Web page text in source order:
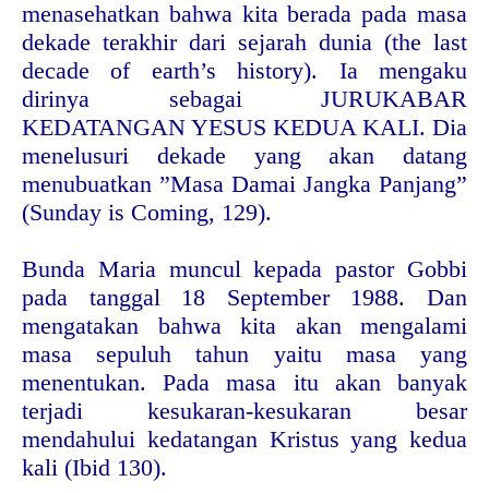
menasehatkan bahwa kita berada pada masa
dekade terakhir dari sejarah dunia (the last
decade of earth’s history). Ia mengaku
dirinya sebagai JURUKABAR
KEDATANGAN YESUS KEDUA KALI. Dia
menelusuri dekade yang akan datang
menubuatkan ”Masa Damai Jangka Panjang”
(Sunday is Coming, 129).
Bunda Maria muncul kepada pastor Gobbi
pada tanggal 18 September 1988. Dan
mengatakan bahwa kita akan mengalami
masa sepuluh tahun yaitu masa yang
menentukan. Pada masa itu akan banyak
terjadi kesukaran-kesukaran besar
mendahului kedatangan Kristus yang kedua
kali (Ibid 130).